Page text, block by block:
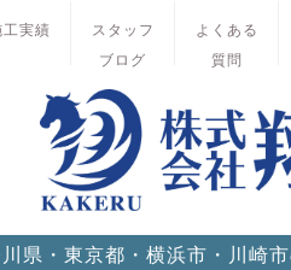
工実績
スタッフ
ブログ
よくある
質問
県・東京都・横浜市・川崎